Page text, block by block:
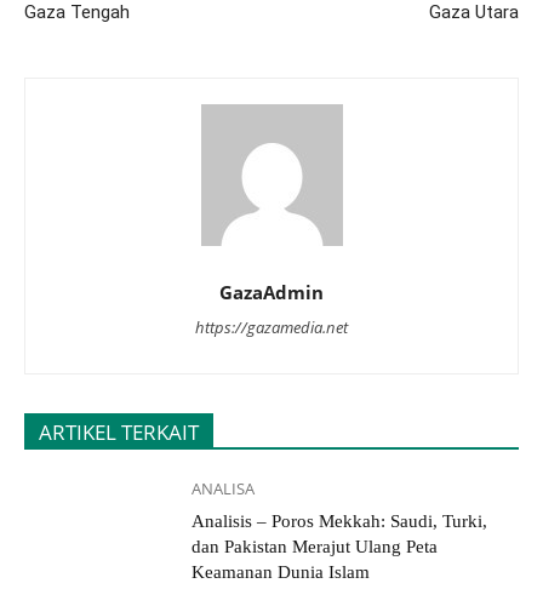
Gaza Tengah
Gaza Utara
GazaAdmin
https://gazamedia.net
ARTIKEL TERKAIT
ANALISA
Analisis – Poros Mekkah: Saudi, Turki,
dan Pakistan Merajut Ulang Peta
Keamanan Dunia Islam